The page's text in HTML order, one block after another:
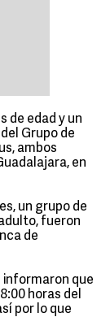
de edad y un
Grupo de
ambos
en
un grupo de
fueron
de
informaron que
horas del
por lo que